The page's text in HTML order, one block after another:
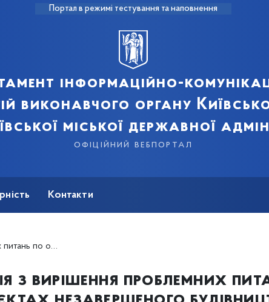
Портал в режимі тестування та наповнення
інформаційно-
виконавчого органу
міської державної
офіційний вебпортал
Контакти
будівництва
з вирішення проблемних